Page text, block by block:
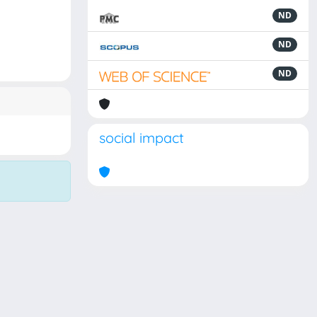
ND
ND
ND
social impact